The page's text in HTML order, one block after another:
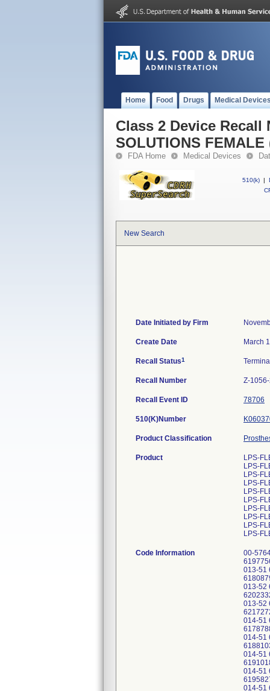
Home Food Drugs Medical
Class 2 Device Recall
SOLUTIONS FEMALE
FDA Home Medical Devices
510(k) |
New Search
Date Initiated by Firm
Create Date March
Recall Status1
Recall Number Z-
Recall Event ID 78706
510(K)Number
Product Classification
Product
LPS-
LPS-
LPS-
LPS-
LPS-
LPS-
LPS-
LPS-
LPS-
LPS-
Code Information 00-5764-013-51 61874481 00-5764-013-51 61892716 00-5764-013-51 61946510 00-5764-013-51 61954552 00-5764-013-51 61977566 00-5764-013-51 62003780 00-5764-013-51 62022335 00-5764-013-51 62029870 00-5764-013-51 62107937 00-5764-013-51 62121782 00-5764-013-51 62155687 00-5764-013-51 62159335 00-5764-013-52 61800630 00-5764-013-52 61808793 00-5764-013-52 61819071 00-5764-013-52 61885786 00-5764-013-52 61892717 00-5764-013-52 61914463 00-5764-013-52 61949724 00-5764-013-52 61954981 00-5764-013-52 61977567 00-5764-013-52 62003781 00-5764-013-52 62023325 00-5764-013-52 62030453 00-5764-013-52